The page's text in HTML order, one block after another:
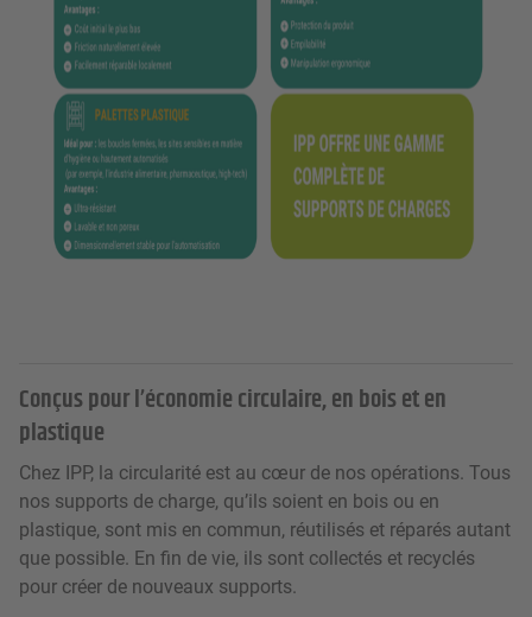
Conçus pour l’économie circulaire, en bois et en
plastique
Chez IPP, la circularité est au cœur de nos opérations. Tous
nos supports de charge, qu’ils soient en bois ou en
plastique, sont mis en commun, réutilisés et réparés autant
que possible. En fin de vie, ils sont collectés et recyclés
pour créer de nouveaux supports.